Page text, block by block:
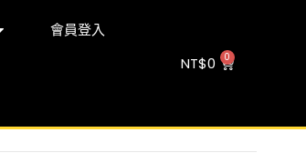
會員登入
NT$0